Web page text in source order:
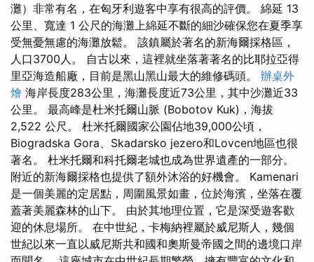
灘）非常有名，在匈牙利遊客中享有很高的評價。 綿延 13
公里、寬達 1 公尺的海灘上綿延不斷的細沙確保您在夏季享
受無憂無慮的海灘放鬆。 該鎮屬於著名的新海爾採格區，
人口3700人。 自古以來，這裡就坐落著著名的比耶拉亞得
里亞海造船廠，目前是黑山黑山最大的維修碼頭。 辦桌外
燴 海岸長度283公里，海灘長度近73公里，其中沙灘近33
公里。 最高峰是杜米托爾山脈 (Bobotov Kuk)，海拔
2,522 公尺。 杜米托爾國家公園佔地39,000公頃，
Biogradska Gora、Skadarsko jezero和Lovcen地區也很
著名。 杜米托爾和科托爾老城也成為世界遺產的一部分。
附近的新海爾採格也提供了額外沐浴的好機會。 Kamenari
是一個美麗的定居點，周圍風景如畫，位於海濱，坐落在覆
蓋著美麗森林的山下。 由於其地理位置，它是深受遊客歡
迎的休息場所。 在中世紀，卡梅納裡屬於威尼斯人，幾個
世紀以來一直以威尼斯共和國和奧斯曼帝國之間的邊境口岸